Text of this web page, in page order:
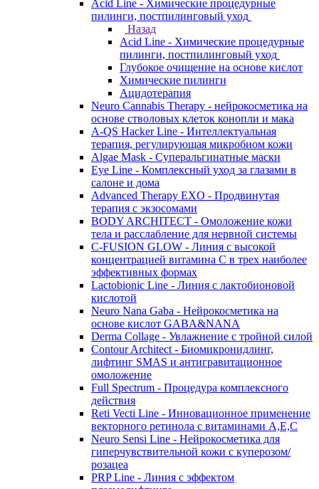
Acid Line - Химические процедурные
пилинги, постпилинговый уход
Назад
Acid Line - Химические процедурные
пилинги, постпилинговый уход
Глубокое очищение на основе кислот
Химические пилинги
Ацидотерапия
Neuro Cannabis Therapy - нейрокосметика на
основе стволовых клеток конопли и мака
A-QS Hacker Line - Интеллектуальная
терапия, регулирующая микробиом кожи
Algae Mask - Суперальгинатные маски
Eye Line - Комплексный уход за глазами в
салоне и дома
Advanced Therapy EXO - Продвинутая
терапия с экзосомами
BODY ARCHITECT - Омоложение кожи
тела и расслабление для нервной системы
C-FUSION GLOW - Линия с высокой
концентрацией витамина C в трех наиболее
эффективных формах
Lactobionic Line - Линия с лактобионовой
кислотой
Neuro Nana Gaba - Нейрокосметика на
основе кислот GABA&NANA
Derma Collage - Увлажнение с тройной силой
Contour Architect - Биомикронидлинг,
лифтинг SMAS и антигравитационное
омоложение
Full Spectrum - Процедура комплексного
действия
Reti Vecti Line - Инновационное применение
векторного ретинола с витаминами A,Е,С
Neuro Sensi Line - Нейрокосметика для
гиперчувствительной кожи с куперозом/
розацеа
PRP Line - Линия с эффектом